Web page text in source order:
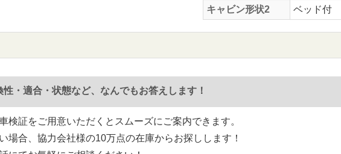
キャビン形状2
ベッド付
性・適合・状態など、なんでもお答えします！
検証をご用意いただくとスムーズにご案内できます。
場合、協力会社様の10万点の在庫からお探しします！